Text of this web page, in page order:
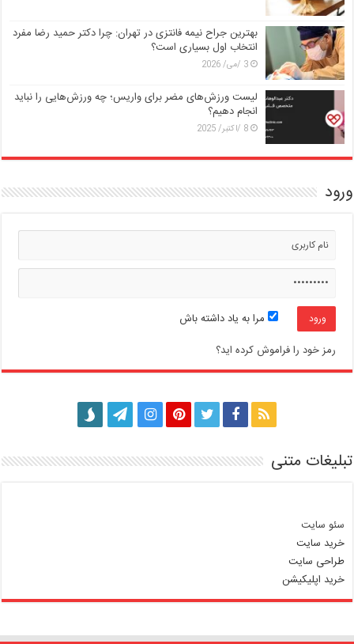
بهترین جراح نیمه فانتزی در تهران: چرا دکتر حمید رضا مفرد
انتخاب اول بسیاری است؟
3 /می/ 2026
لیست ورزش‌های مضر برای واریس؛ چه ورزش‌هایی را نباید
انجام دهیم؟
8 /اکتبر/ 2025
ورود
مرا به یاد داشته باش
رمز خود را فراموش کرده اید؟
تبلیغات متنی
سئو سایت
خرید سایت
طراحی سایت
خرید اپلیکیشن